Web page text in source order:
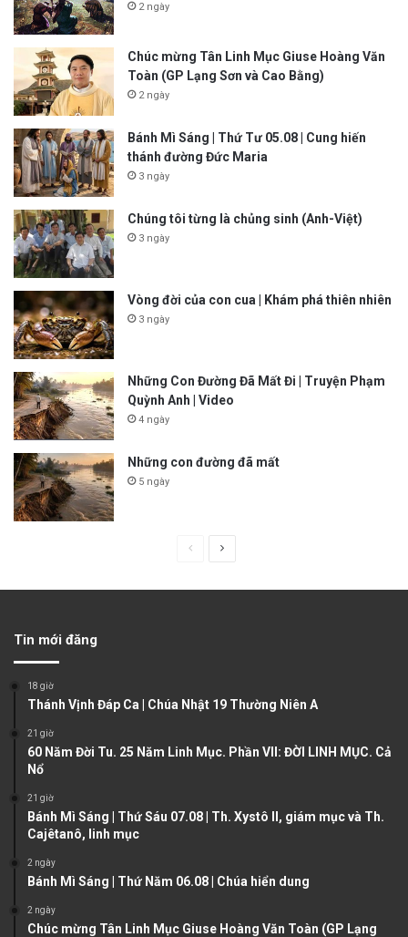
2 ngày
Chúc mừng Tân Linh Mục Giuse Hoàng Văn
Toàn (GP Lạng Sơn và Cao Bằng)
2 ngày
Bánh Mì Sáng | Thứ Tư 05.08 | Cung hiến
thánh đường Đức Maria
3 ngày
Chúng tôi từng là chủng sinh (Anh-Việt)
3 ngày
Vòng đời của con cua | Khám phá thiên nhiên
3 ngày
Những Con Đường Đã Mất Đi | Truyện Phạm
Quỳnh Anh | Video
4 ngày
Những con đường đã mất
5 ngày
u
g
Tin mới đăng
18 giờ
Thánh Vịnh Đáp Ca | Chúa Nhật 19 Thường Niên A
21 giờ
60 Năm Đời Tu. 25 Năm Linh Mục. Phần VII: ĐỜI LINH MỤC. Cả
Nổ
21 giờ
Bánh Mì Sáng | Thứ Sáu 07.08 | Th. Xystô II, giám mục và Th.
Cajêtanô, linh mục
2 ngày
Bánh Mì Sáng | Thứ Năm 06.08 | Chúa hiển dung
2 ngày
Chúc mừng Tân Linh Mục Giuse Hoàng Văn Toàn (GP Lạng